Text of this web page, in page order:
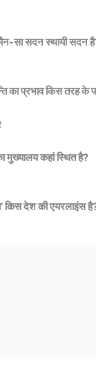
सा सदन स्थायी सदन
का प्रभाव किस तरह
कहां स्थित है?
किस देश की एयरलाइंस